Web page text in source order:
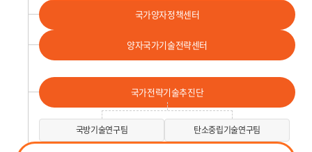
국가양자정책센터
양자국가기술전략센터
국가전략기술추진단
국방기술연구팀 탄소중립기술연구팀